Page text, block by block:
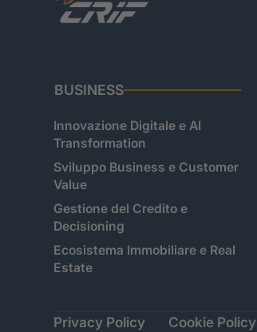
BUSINESS
Innovazione Digitale e AI
Transformation
Sviluppo Business e Customer
Value
Gestione del Credito e
Decisioning
Ecosistema Immobiliare e Real
Estate
Privacy Policy Cookie Policy